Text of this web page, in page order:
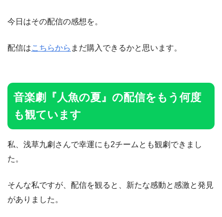
今日はその配信の感想を。
配信はこちらから まだ購入できるかと思います。
音楽劇『人魚の夏』の配信をもう何度
も観ています
私、浅草九劇さんで幸運にも2チームとも観劇できまし
た。
そんな私ですが、配信を観ると、新たな感動と感激と発見
がありました。